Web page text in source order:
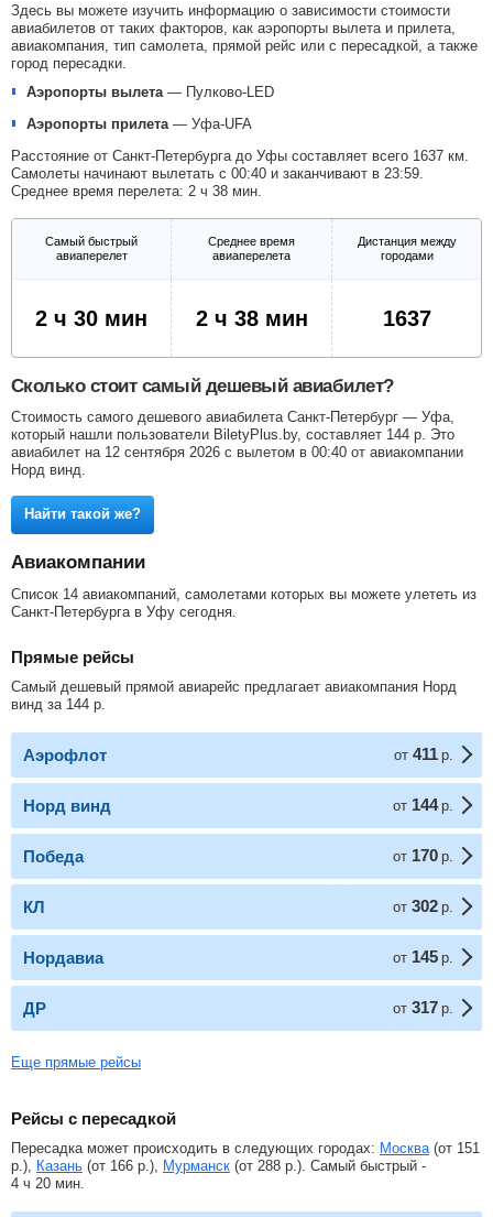
Здесь вы можете изучить информацию о зависимости стоимости
авиабилетов от таких факторов, как аэропорты вылета и прилета,
авиакомпания, тип самолета, прямой рейс или с пересадкой, а также
город пересадки.
Аэропорты вылета — Пулково-LED
Аэропорты прилета — Уфа-UFA
Расстояние от Санкт-Петербурга до Уфы составляет всего 1637 км.
Самолеты начинают вылетать с 00:40 и заканчивают в 23:59.
Среднее время перелета: 2 ч 38 мин.
Самый быстрый
авиаперелет
Среднее время
авиаперелета
Дистанция между
городами
2 ч 30 мин 2 ч 38 мин 1637
Сколько стоит самый дешевый авиабилет?
Стоимость самого дешевого авиабилета Санкт-Петербург — Уфа,
который нашли пользователи BiletyPlus.by, составляет 144 р . Это
авиабилет на 12 сентября 2026 с вылетом в 00:40 от авиакомпании
Норд винд.
Найти такой же?
Авиакомпании
Список 14 авиакомпаний, самолетами которых вы можете улететь из
Санкт-Петербурга в Уфу сегодня.
Прямые рейсы
Самый дешевый прямой авиарейс предлагает авиакомпания Норд
винд за 144 р
Аэрофлот от 411 р.
Норд винд от 144 р.
Победа от 170 р.
КЛ от 302 р.
Нордавиа от 145 р.
ДР от 317 р.
Еще прямые рейсы
Рейсы с пересадкой
Пересадка может происходить в следующих городах: Москва (от 151
р. ), Казань (от 166 р. ), Мурманск (от 288 р. ). Самый быстрый -
4 ч 20 мин.